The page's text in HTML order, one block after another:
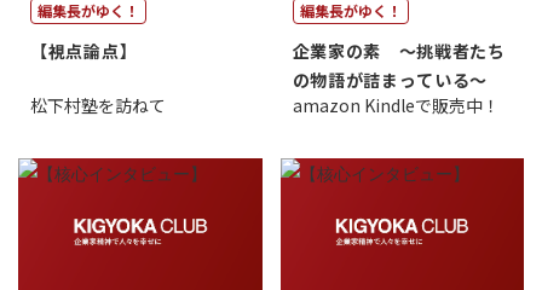
編集長がゆく！
【視点論点】
松下村塾を訪ねて
編集長がゆく！
企業家の素 〜挑戦者たち
の物語が詰まっている〜
amazon Kindleで販売中！